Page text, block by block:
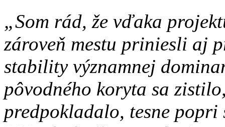
„Som rád, že vďaka
zároveň mestu priniesli aj
stability významnej
pôvodného koryta sa
predpokladalo, tesne